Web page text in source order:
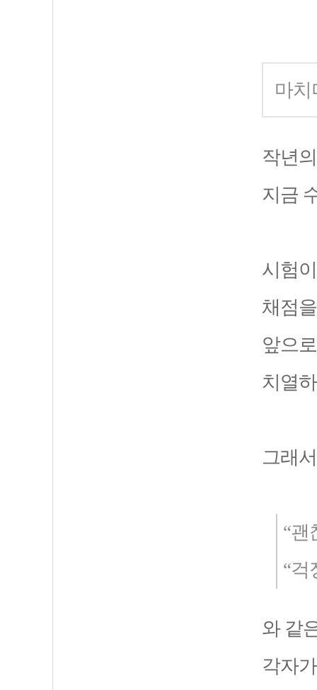
마치
작년
지금
시험
채점
앞으
치열
그래
“괜
“걱
와 같
각자